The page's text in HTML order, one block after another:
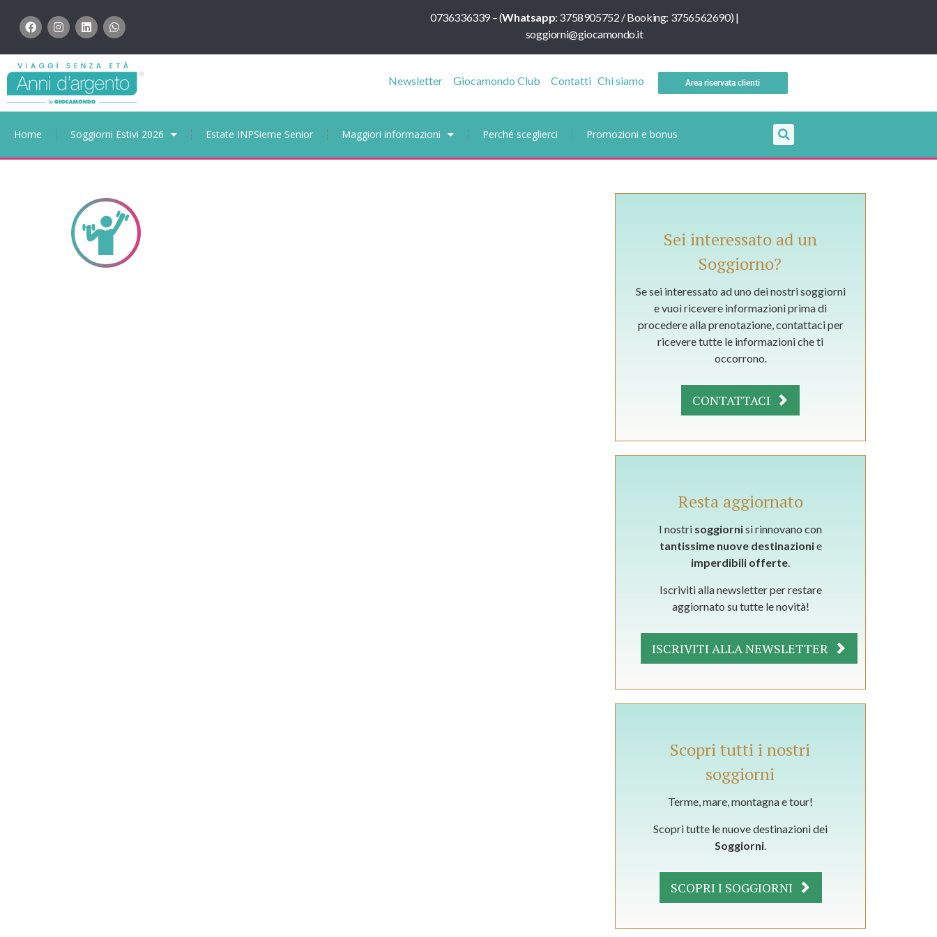
0736336339 –(Whatsapp: 3758905752 /Booking: 3756562690) |
soggiorni@giocamondo.it
Newsletter Giocamondo Club Contatti Chi siamo Area riservata clienti
Home Soggiorni Estivi 2026 Estate INPSieme Senior Maggiori informazioni Perché sceglierci Promozioni e bonus
Sei interessato ad un
Soggiorno?
Se sei interessato ad uno dei nostri soggiorni
e vuoi ricevere informazioni prima di
procedere alla prenotazione, contattaci per
ricevere tutte le informazioni che ti
occorrono.
CONTATTACI
Resta aggiornato
I nostri soggiornisi rinnovano con
tantissime nuove destinazionie
imperdibili offerte
Iscriviti alla newsletter per restare
aggiornato su tutte le novità!
ISCRIVITI ALLA NEWSLETTER
Scopri tutti i nostri
soggiorni
Terme, mare, montagna e tour!
Scopri tutte le nuove destinazioni dei
Soggiorni
SCOPRI I SOGGIORNI